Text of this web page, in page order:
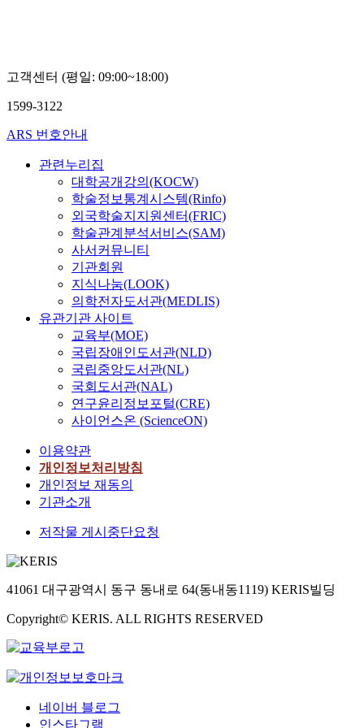
고객센터 (평일: 09:00~18:00)
1599-3122
ARS 번호안내
관련누리집
대학공개강의(KOCW)
학술정보통계시스템(Rinfo)
외국학술지지원센터(FRIC)
학술관계분석서비스(SAM)
사서커뮤니티
기관회원
지식나눔(LOOK)
의학전자도서관(MEDLIS)
유관기관 사이트
교육부(MOE)
국립장애인도서관(NLD)
국립중앙도서관(NL)
국회도서관(NAL)
연구윤리정보포털(CRE)
사이언스온 (ScienceON)
이용약관
개인정보처리방침
개인정보 재동의
기관소개
저작물 게시중단요청
41061 대구광역시 동구 동내로 64(동내동1119) KERIS빌딩
Copyright© KERIS. ALL RIGHTS RESERVED
네이버 블로그
인스타그램